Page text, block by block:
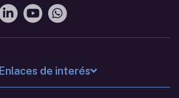
Enlaces de interés